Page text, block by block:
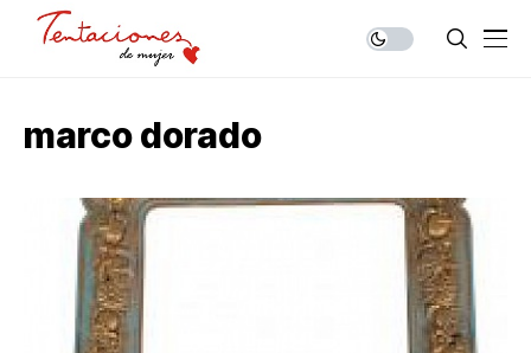
marco dorado